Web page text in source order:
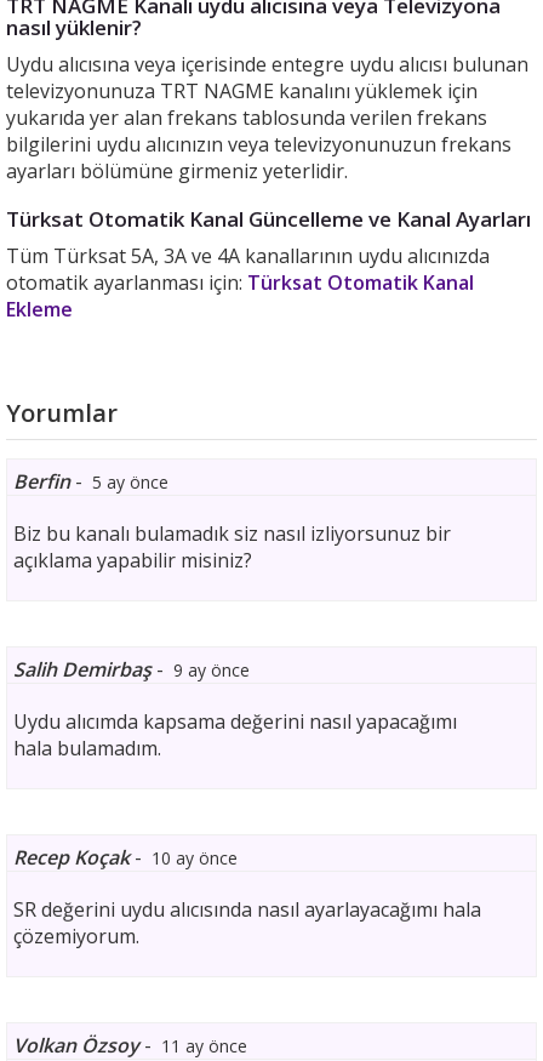
TRT NAGME Kanalı uydu alıcısına veya Televizyona
nasıl yüklenir?
Uydu alıcısına veya içerisinde entegre uydu alıcısı bulunan
televizyonunuza TRT NAGME kanalını yüklemek için
yukarıda yer alan frekans tablosunda verilen frekans
bilgilerini uydu alıcınızın veya televizyonunuzun frekans
ayarları bölümüne girmeniz yeterlidir.
Türksat Otomatik Kanal Güncelleme ve Kanal Ayarları
Tüm Türksat 5A, 3A ve 4A kanallarının uydu alıcınızda
otomatik ayarlanması için: Türksat Otomatik Kanal
Ekleme
Yorumlar
Berfin- 5 ay önce
Biz bu kanalı bulamadık siz nasıl izliyorsunuz bir
açıklama yapabilir misiniz?
Salih Demirbaş- 9 ay önce
Uydu alıcımda kapsama değerini nasıl yapacağımı
hala bulamadım.
Recep Koçak- 10 ay önce
SR değerini uydu alıcısında nasıl ayarlayacağımı hala
çözemiyorum.
Volkan Özsoy- 11 ay önce